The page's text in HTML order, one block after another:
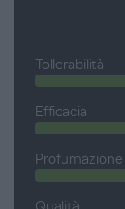
Tollerabilità
Efficacia
Profumazione